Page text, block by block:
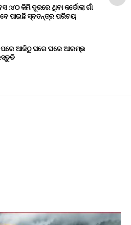
:୪୦ କିମି ଦୂରରେ ଥିବା କର୍ଡୋଲା ଗାଁ
ପାଇଛି ସ୍ବତନ୍ତ୍ର ପରିଚୟ
ପରେ ଆଜିଠୁ ଘରେ ଘରେ ଆରମ୍ଭ